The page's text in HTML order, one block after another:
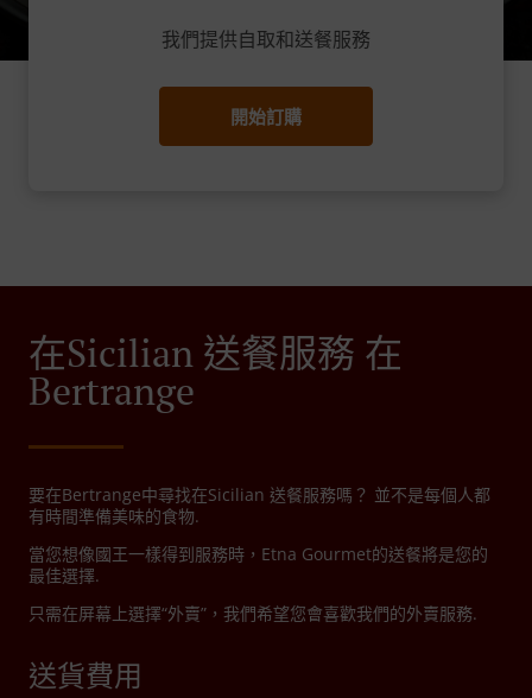
我們提供自取和送餐服務
開始訂購
在Sicilian 送餐服務 在
Bertrange
要在Bertrange中尋找在Sicilian 送餐服務嗎？ 並不是每個人都
有時間準備美味的食物.
當您想像國王一樣得到服務時，Etna Gourmet的送餐將是您的
最佳選擇.
只需在屏幕上選擇“外賣”，我們希望您會喜歡我們的外賣服務.
送貨費用